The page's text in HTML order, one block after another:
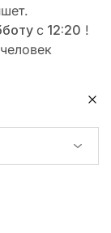
с 12:20 !
человек